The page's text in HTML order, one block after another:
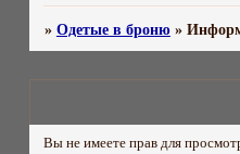
» Одетые в броню »
Вы не имеете прав для